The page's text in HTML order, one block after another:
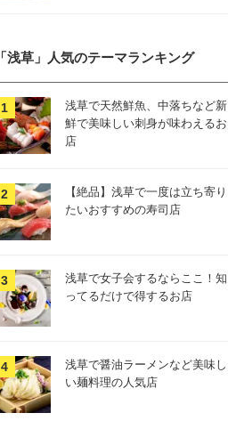
「浅草」人気のテーマランキング
浅草で天然鮮魚、中落ちなど新
鮮で美味しい刺身が味わえるお
店
【絶品】浅草で一度は立ち寄り
たいおすすめの寿司店
浅草で女子会するならここ！知
ってるだけで得するお店
浅草で醤油ラーメンなど美味し
い麺料理の人気店